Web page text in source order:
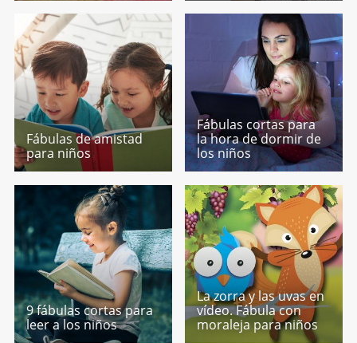
Fábulas de amistad
para niños
Fábulas cortas para
la hora de dormir de
los niños
9 fábulas cortas para
leer a los niños
La zorra y las uvas en
vídeo. Fábula con
moraleja para niños